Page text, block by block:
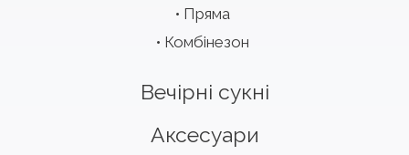
Пряма
Комбінезон
Вечірні сукні
Аксесуари